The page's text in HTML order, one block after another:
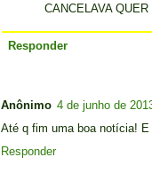
CANCELAVA
Responder
Anônimo 4 de junho de
Até q fim uma boa notícia!
Responder